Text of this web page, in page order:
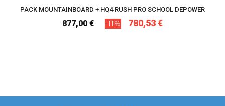
PACK MOUNTAINBOARD + HQ4 RUSH PRO SCHOOL DEPOWER
877,00 € -11% 780,53 €